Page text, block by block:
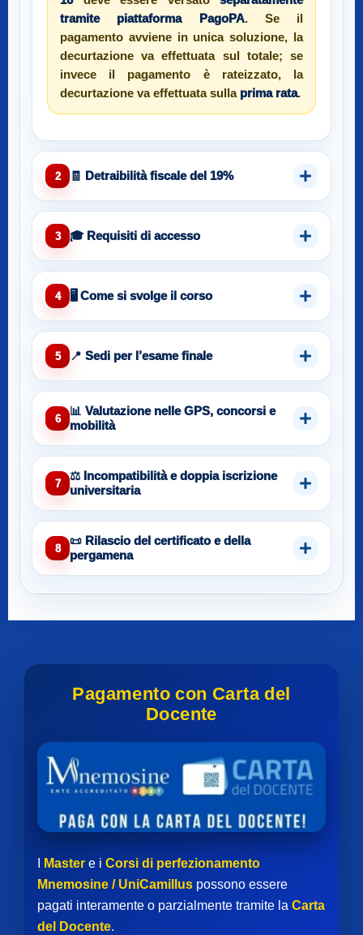
tramite piattaforma PagoPA. Se il
pagamento avviene in unica soluzione, la
decurtazione va effettuata sul totale; se
invece il pagamento è rateizzato, la
decurtazione va effettuata sulla prima rata.
2 🧾 Detraibilità fiscale del 19%
3 🎓 Requisiti di accesso
4 🖥️ Come si svolge il corso
5 📍 Sedi per l’esame finale
6
📊 Valutazione nelle GPS, concorsi e
mobilità
7
⚖️ Incompatibilità e doppia iscrizione
universitaria
8
📜 Rilascio del certificato e della
pergamena
Pagamento con Carta del
Docente
Master e i Corsi di perfezionamento
Mnemosine / UniCamillus possono essere
pagati interamente o parzialmente tramite la Carta
del Docente.